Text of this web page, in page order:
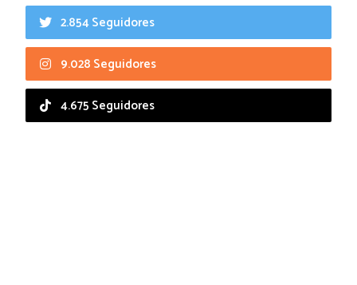
2.854 Seguidores
9.028 Seguidores
4.675 Seguidores